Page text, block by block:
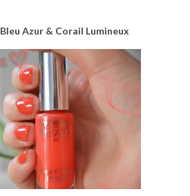
Bleu Azur & Corail Lumineux